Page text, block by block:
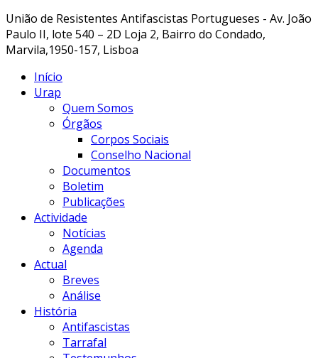
União de Resistentes Antifascistas Portugueses - Av. João
Paulo II, lote 540 – 2D Loja 2, Bairro do Condado,
Marvila,1950-157, Lisboa
Início
Urap
Quem Somos
Órgãos
Corpos Sociais
Conselho Nacional
Documentos
Boletim
Publicações
Actividade
Notícias
Agenda
Actual
Breves
Análise
História
Antifascistas
Tarrafal